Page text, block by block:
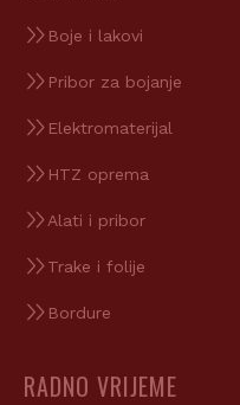
Boje i lakovi
Pribor za bojanje
Elektromaterijal
HTZ oprema
Alati i pribor
Trake i folije
Bordure
RADNO VRIJEME